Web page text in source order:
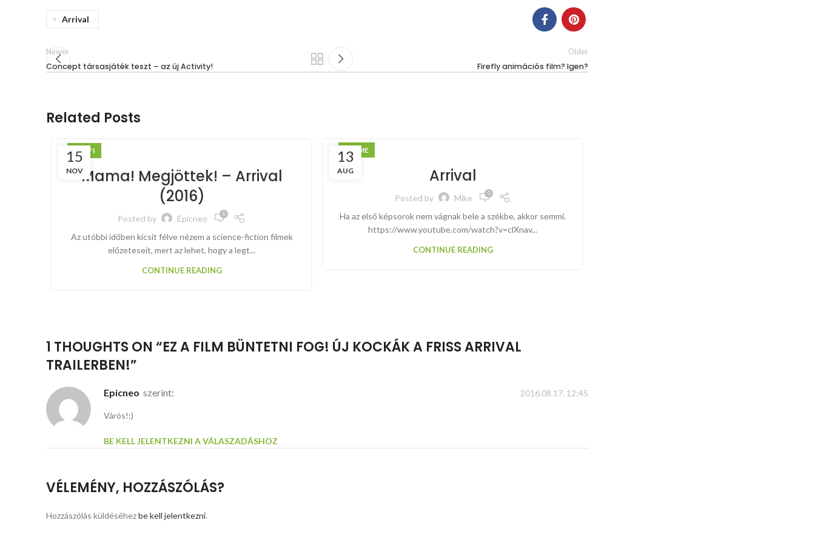
Arrival
Newer
Concept társasjáték teszt – az új Activity!
Older
Firefly animációs film? Igen?
Related Posts
15
NOV
SCI-FI
Mama! Megjöttek! – Arrival
(2016)
Posted by Epicneo 0
Az utóbbi időben kicsit félve nézem a science-fiction filmek
előzeteseit, mert az lehet, hogy a legt...
CONTINUE READING
13
AUG
ANIME
Arrival
Posted by Mike 0
Ha az első képsorok nem vágnak bele a székbe, akkor semmi.
https://www.youtube.com/watch?v=clXnav...
CONTINUE READING
1 THOUGHTS ON “EZ A FILM BÜNTETNI FOG! ÚJ KOCKÁK A FRISS ARRIVAL
TRAILERBEN!”
epicneo szerint: 2016.08.17. 12:45
Várós!:)
BE KELL JELENTKEZNI A VÁLASZADÁSHOZ
VÉLEMÉNY, HOZZÁSZÓLÁS?
Hozzászólás küldéséhezbe kell jelentkezni.